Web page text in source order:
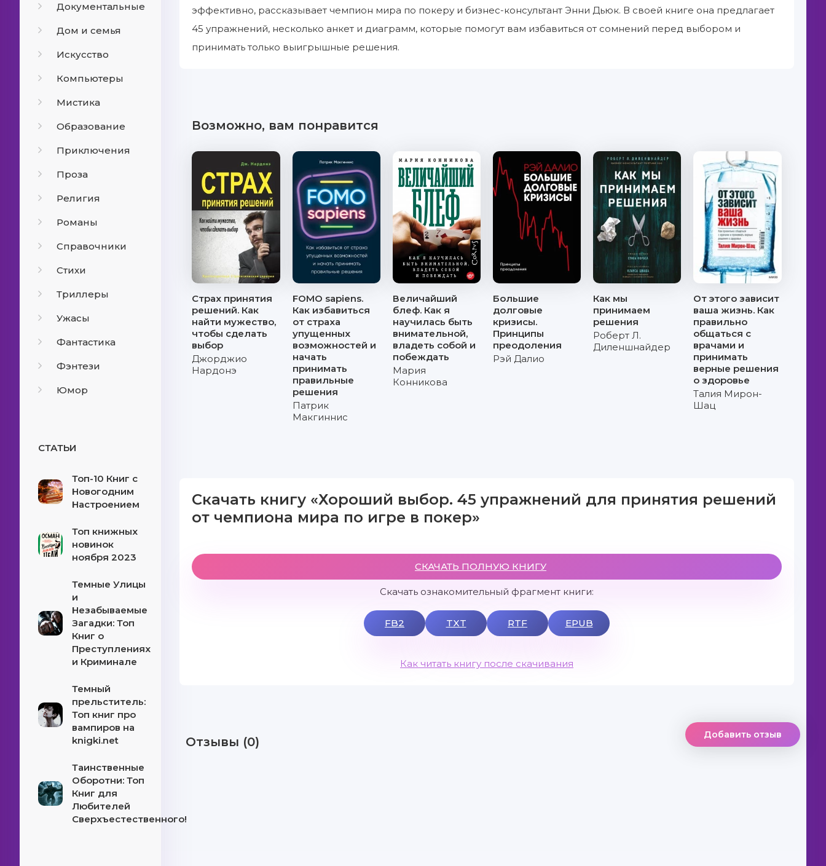
Документальные
Дом и семья
Искусство
Компьютеры
Мистика
Образование
Приключения
Проза
Религия
Романы
Справочники
Стихи
Триллеры
Ужасы
Фантастика
Фэнтези
Юмор
СТАТЬИ
Топ-10 Книг с
Новогодним
Настроением
Топ книжных
новинок
ноября 2023
Темные Улицы
и
Незабываемые
Загадки: Топ
Книг о
Преступлениях
и Криминале
Темный
прельститель:
Топ книг про
вампиров на
knigki.net
Таинственные
Оборотни: Топ
Книг для
Любителей
Сверхъестественного!
эффективно, рассказывает чемпион мира по покеру и бизнес-консультант Энни Дьюк. В своей книге она предлагает
45 упражнений, несколько анкет и диаграмм, которые помогут вам избавиться от сомнений перед выбором и
принимать только выигрышные решения.
Возможно, вам понравится
Страх принятия
решений. Как
найти мужество,
чтобы сделать
выбор
Джорджио
Нардонэ
FOMO sapiens.
Как избавиться
от страха
упущенных
возможностей и
начать
принимать
правильные
решения
Патрик
Макгиннис
Величайший
блеф. Как я
научилась быть
внимательной,
владеть собой и
побеждать
Мария
Конникова
Большие
долговые
кризисы.
Принципы
преодоления
Рэй Далио
Как мы
принимаем
решения
Роберт Л.
Диленшнайдер
От этого зависит
ваша жизнь. Как
правильно
общаться с
врачами и
принимать
верные решения
о здоровье
Талия Мирон-
Шац
Скачать книгу «Хороший выбор. 45 упражнений для принятия решений
от чемпиона мира по игре в покер»
СКАЧАТЬ ПОЛНУЮ КНИГУ
Скачать ознакомительный фрагмент книги:
FB2 TXT RTF EPUB
Как читать книгу после скачивания
Отзывы (0) Добавить отзыв